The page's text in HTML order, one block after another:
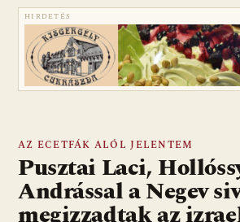
HIRDETÉS
AZ ECETFÁK ALÓL JELENTEM
Pusztai Laci,
Andrással a Negev
megizzadtak az